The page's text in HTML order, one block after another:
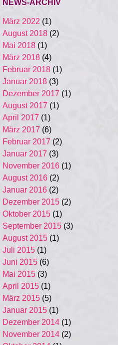
NEWS-ARCHIV
März 2022 (1)
August 2018 (2)
Mai 2018 (1)
März 2018 (4)
Februar 2018 (1)
Januar 2018 (3)
Dezember 2017 (1)
August 2017 (1)
April 2017 (1)
März 2017 (6)
Februar 2017 (2)
Januar 2017 (3)
November 2016 (1)
August 2016 (2)
Januar 2016 (2)
Dezember 2015 (2)
Oktober 2015 (1)
September 2015 (3)
August 2015 (1)
Juli 2015 (1)
Juni 2015 (6)
Mai 2015 (3)
April 2015 (1)
März 2015 (5)
Januar 2015 (1)
Dezember 2014 (1)
November 2014 (2)